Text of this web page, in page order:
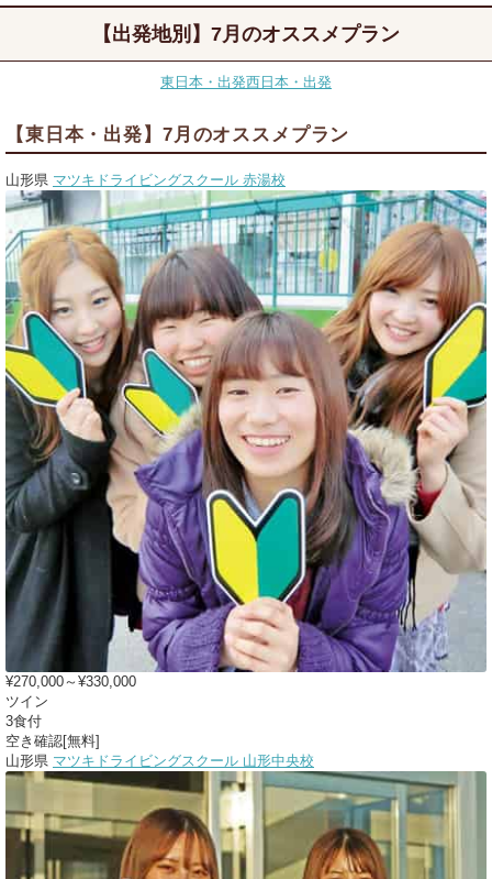
【出発地別】7月のオススメプラン
東日本・出発西日本・出発
【東日本・出発】7月のオススメプラン
山形県 マツキドライビングスクール 赤湯校
¥270,000～¥330,000
ツイン
3食付
空き確認[無料]
山形県 マツキドライビングスクール 山形中央校